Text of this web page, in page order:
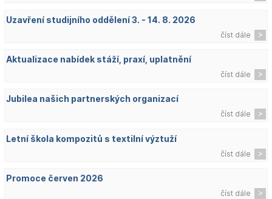
Uzavření studijního oddělení 3. - 14. 8. 2026
číst dále
Aktualizace nabídek stáží, praxí, uplatnění
číst dále
Jubilea našich partnerských organizací
číst dále
Letní škola kompozitů s textilní výztuží
číst dále
Promoce červen 2026
číst dále